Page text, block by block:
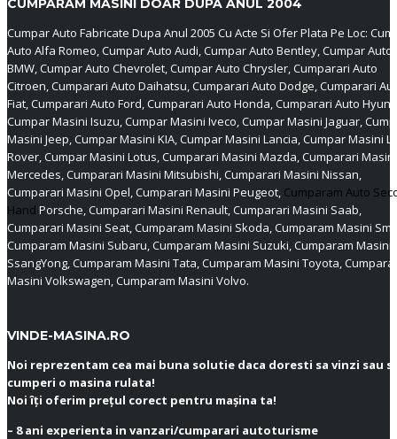
CUMPARAM MASINI DOAR DUPA ANUL 2004
Cumpar Auto Fabricate Dupa Anul 2005 Cu Acte Si Ofer Plata Pe Loc:
Auto Alfa Romeo, Cumpar Auto Audi, Cumpar Auto Bentley, Cumpar Auto
BMW, Cumpar Auto Chevrolet, Cumpar Auto Chrysler, Cumparari Auto
Citroen, Cumparari Auto Daihatsu, Cumparari Auto Dodge, Cumparari
Fiat, Cumparari Auto Ford, Cumparari Auto Honda, Cumparari Auto
Cumpar Masini Isuzu, Cumpar Masini Iveco, Cumpar Masini Jaguar,
Masini Jeep, Cumpar Masini KIA, Cumpar Masini Lancia, Cumpar Masini
Rover, Cumpar Masini Lotus, Cumparari Masini Mazda, Cumparari Masini
Mercedes, Cumparari Masini Mitsubishi, Cumparari Masini Nissan,
Cumparari Masini Opel, Cumparari Masini Peugeot, Cumparam Auto
Hand Porsche, Cumparari Masini Renault, Cumparari Masini Saab,
Cumparari Masini Seat, Cumparam Masini Skoda, Cumparam Masini
Cumparam Masini Subaru, Cumparam Masini Suzuki, Cumparam Masini
SsangYong, Cumparam Masini Tata, Cumparam Masini Toyota,
Masini Volkswagen, Cumparam Masini Volvo.
VINDE-MASINA.RO
Noi reprezentam cea mai buna solutie daca doresti sa vinzi sau
cumperi o masina rulata!
Noi îți oferim prețul corect pentru mașina ta!
– 8 ani experienta in vanzari/cumparari autoturisme